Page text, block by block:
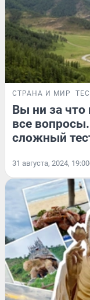
СТРАНА И МИР
Вы ни за что
все
сложный
31 августа, 2024, 19:00